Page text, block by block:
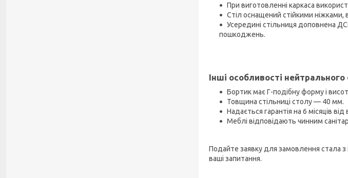
При виготовленні каркаса
Стіл оснащений стійкими ніжками,
Усередині стільниця доповнена
пошкоджень.
Інші особливості
Бортик має Г-подібну форму і
Товщина стільниці столу — 40 мм.
Надається гарантія на 6 місяців
Меблі відповідають чинним
Подайте заявку для замовлення стала з
ваші запитання.